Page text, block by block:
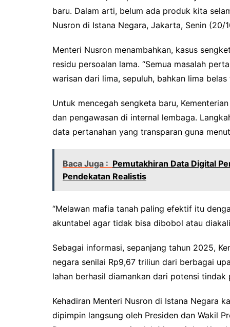
baru. Dalam arti, belum ada produk kita
Nusron di Istana Negara, Jakarta, Senin (20/
Menteri Nusron menambahkan, kasus
residu persoalan lama. “Semua masalah
warisan dari lima, sepuluh, bahkan lima belas
Untuk mencegah sengketa baru,
dan pengawasan di internal lembaga.
data pertanahan yang transparan guna
Baca Juga : Pemutakhiran Data Digital
Pendekatan Realistis
“Melawan mafia tanah paling efektif itu
akuntabel agar tidak bisa dibobol atau
Sebagai informasi, sepanjang tahun 2025,
negara senilai Rp9,67 triliun dari berbagai
lahan berhasil diamankan dari potensi tindak
Kehadiran Menteri Nusron di Istana Negara
dipimpin langsung oleh Presiden dan Wakil